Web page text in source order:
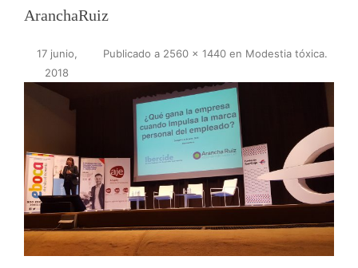
AranchaRuiz
Publicado
17 junio,
2018
a 2560 × 1440 en Modestia tóxica.